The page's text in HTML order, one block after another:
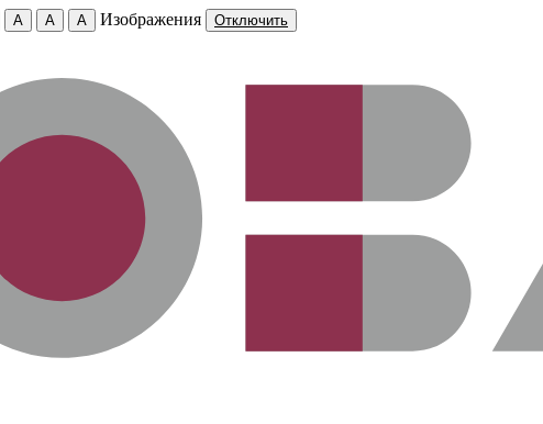
A A A Изображения Отключить